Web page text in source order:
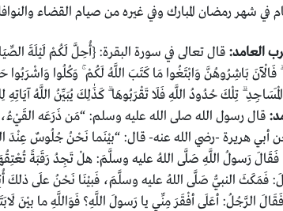
في شهر رمضان المبارك وفي غيره من صيام القضاء
العامد: قال تعالى في سورة البقرة: {أُحِلَّ لَكُمْ لَيْلَةَ
بَاشِرُوهُنَّ وَابْتَغُوا مَا كَتَبَ اللَّهُ لَكُمْ ۚ وَكُلُوا
تِلْكَ حُدُودُ اللَّهِ فَلَا تَقْرَبُوهَا ۗ كَذَٰلِكَ يُبَيِّنُ اللَّهُ
قال رسول الله صلى الله عليه وسلم: “مَن ذَرَعَه
أبي هريرة -رضي الله عنه- قال: “بيْنَما نَحْنُ جُلُوسٌ عِنْدَ
فَقَالَ رَسولُ اللَّهِ صَلَّى اللهُ عليه وسلَّمَ: هلْ تَجِدُ رَقَبَةً
فَمَكَثَ النبيُّ صَلَّى اللهُ عليه وسلَّمَ، فَبيْنَا نَحْنُ علَى ذلكَ
الرَّجُلُ: أعَلَى أفْقَرَ مِنِّي يا رَسولَ اللَّهِ؟ فَوَاللَّهِ ما بيْنَ